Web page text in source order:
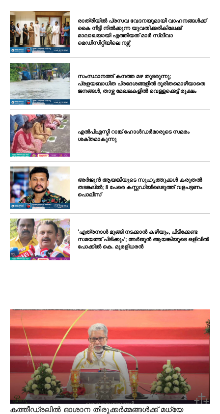
PALA VISION
About
Contact us
Subscription Plans
My account
Grievance Redressal
രാത്രിയിൽ പ്രസവ വേദനയുമായി വാഹനങ്ങൾക്ക്
കൈ നീട്ടി നിൽക്കുന്ന യുവതിക്കരികിലേക്ക്
മാലാഖയായി എത്തിയത് മാർ സ്ലീവാ
മെഡിസിറ്റിയിലെ നഴ്സ്
സംസ്ഥാനത്ത് കനത്ത മഴ തുടരുന്നു;
പ്രളയബാധിത പ്രദേശങ്ങളിൽ ദുരിതമൊഴിയാതെ
ജനങ്ങൾ, താഴ്ന്ന മേഖലകളിൽ വെള്ളക്കെട്ട് രൂക്ഷം
എൽപിഎസ്ടി റാങ്ക് ഹോൾഡർമാരുടെ സമരം
ശക്തമാകുന്നു
അർജുൻ ആയങ്കിയുടെ സുഹൃത്തുക്കൾ കരുതൽ
തടങ്കലിൽ; 8 പേരെ കസ്റ്റഡിയിലെടുത്ത് വളപട്ടണം
പൊലീസ്
‘എത്രനാൾ മുങ്ങി നടക്കാൻ കഴിയും, പിടിക്കേണ്ട
സമയത്ത് പിടിക്കും’; അർജുൻ ആയങ്കിയുടെ ഒളിവിൽ
പോക്കിൽ കെ. മുരളിധരൻ
കത്തീഡ്രലിൽ ഓശാന തിരുക്കർമ്മങ്ങൾക്ക് മധ്യേ